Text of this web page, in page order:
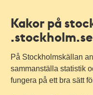
Kakor på
.stockholm.se
På Stockholmskällan
sammanställa statistik
fungera på ett bra sätt